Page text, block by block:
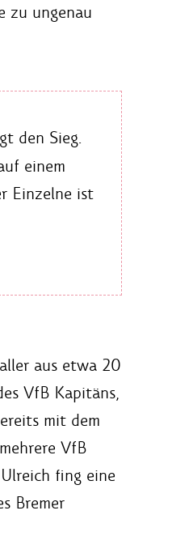
zu ungenau
den Sieg.
einem
Einzelne ist
aus etwa 20
VfB Kapitäns,
mit dem
VfB
fing eine
Bremer